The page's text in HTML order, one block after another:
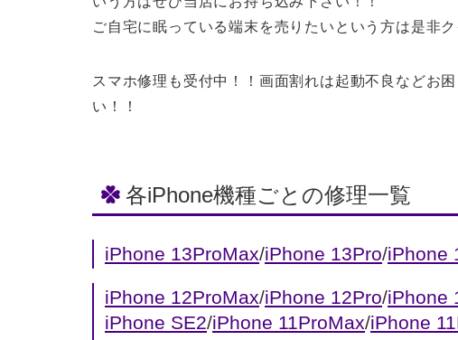
ご自宅に眠っている端末を売りたいという方は是非
スマホ修理も受付中！！画面割れは起動不良などお
い！！
各iPhone機種ごとの修理一覧
iPhone 13ProMax/iPhone 13Pro/iPhone
iPhone 12ProMax/iPhone 12Pro/iPhone
iPhone SE2/iPhone 11ProMax/iPhone